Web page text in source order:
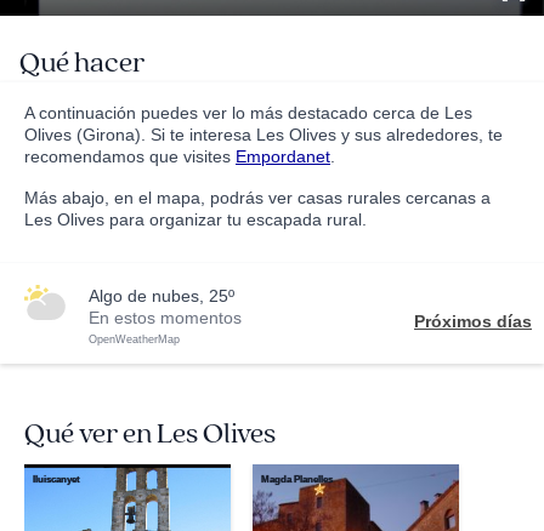
Qué hacer
A continuación puedes ver lo más destacado cerca de Les
Olives (Girona). Si te interesa Les Olives y sus alrededores, te
recomendamos que visites Empordanet
Más abajo, en el mapa, podrás ver casas rurales cercanas a
Les Olives para organizar tu escapada rural.
algo de nubes, 25º
En estos momentos
OpenWeatherMap
Próximos días
Qué ver en Les Olives
lluiscanyet Magda Planelles